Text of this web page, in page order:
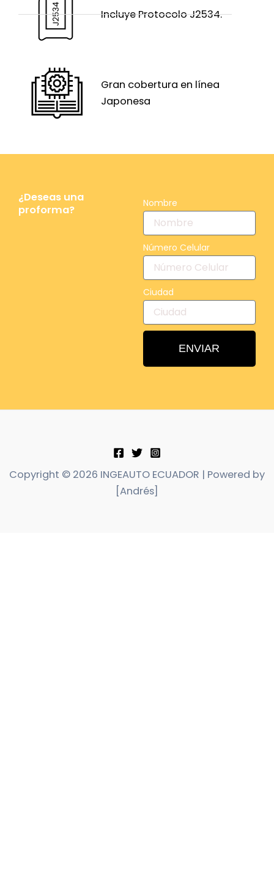
Incluye Protocolo J2534.
Gran cobertura en línea
Japonesa
¿Deseas una
proforma?
Nombre
Número Celular
Ciudad
ENVIAR
Copyright © 2026 INGEAUTO ECUADOR | Powered by
[Andrés]